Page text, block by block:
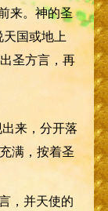
来。神的圣
国或地上
圣方言，再
来，分开落
满，按着圣
，并天使的